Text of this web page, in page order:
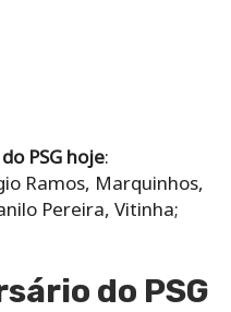
PSG hoje:
Ramos, Marquinhos,
Pereira, Vitinha;
do PSG